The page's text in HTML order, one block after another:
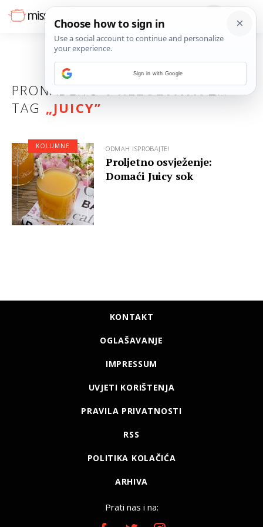
PRONAĐENO1 REZULTATAZA
TAG „JUICY”
ODMAH ISPROBAJTE!
Proljetno osvježenje:
Domaći Juicy sok
KOLUMNE
KONTAKT
OGLAŠAVANJE
IMPRESSUM
UVJETI KORIŠTENJA
PRAVILA PRIVATNOSTI
RSS
POLITIKA KOLAČIĆA
ARHIVA
Prati nas i na:
Sign in with Google